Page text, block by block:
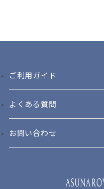
ご利用ガイド
よくある質問
お問い合わせ